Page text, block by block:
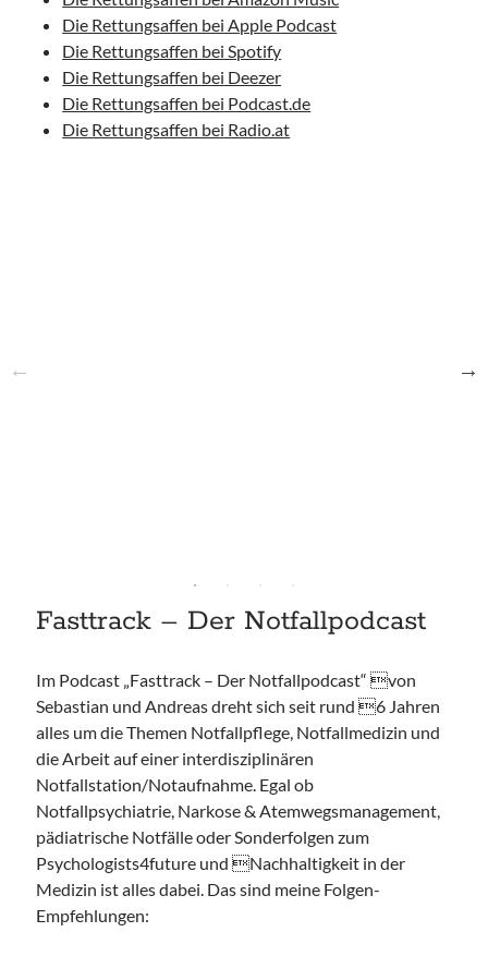
Die Rettungsaffen bei Apple Podcast
Die Rettungsaffen bei Spotify
Die Rettungsaffen bei Deezer
Die Rettungsaffen bei Podcast.de
Die Rettungsaffen bei Radio.at
Fasttrack – Der Notfallpodcast
Im Podcast „Fasttrack – Der Notfallpodcast“ von
Sebastian und Andreas dreht sich seit rund 6 Jahren
alles um die Themen Notfallpflege, Notfallmedizin und
die Arbeit auf einer interdisziplinären
Notfallstation/Notaufnahme. Egal ob
Notfallpsychiatrie, Narkose & Atemwegsmanagement,
pädiatrische Notfälle oder Sonderfolgen zum
Psychologists4future und Nachhaltigkeit in der
Medizin ist alles dabei. Das sind meine Folgen-
Empfehlungen: